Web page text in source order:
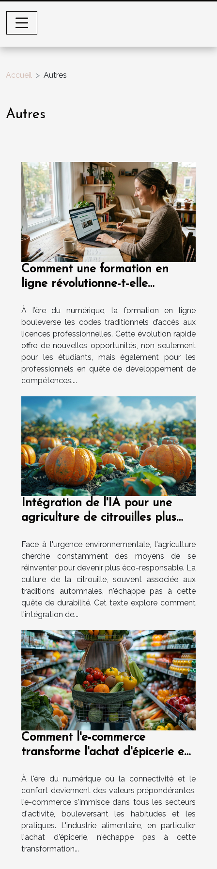
Accueil Autres
Autres
Comment une formation en
ligne révolutionne-t-elle
professionnelles ?
À l’ère du numérique, la formation en ligne
bouleverse les codes traditionnels d’accès aux
licences professionnelles. Cette évolution rapide
offre de nouvelles opportunités, non seulement
pour les étudiants, mais également pour les
professionnels en quête de développement de
compétences....
Intégration de l'IA pour une
agriculture de citrouilles plus
Face à l'urgence environnementale, l'agriculture
cherche constamment des moyens de se
réinventer pour devenir plus éco-responsable. La
culture de la citrouille, souvent associée aux
traditions automnales, n'échappe pas à cette
quête de durabilité. Cet texte explore comment
l'intégration de...
Comment l'e-commerce
transforme l'achat d'épicerie en
À l'ère du numérique où la connectivité et le
confort deviennent des valeurs prépondérantes,
l'e-commerce s'immisce dans tous les secteurs
d'activité, bouleversant les habitudes et les
pratiques. L'industrie alimentaire, en particulier
l'achat d'épicerie, n'échappe pas à cette
transformation...